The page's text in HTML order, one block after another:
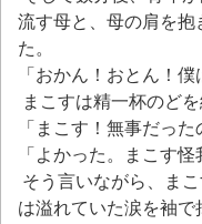
流す母と、母の肩を抱
た。
「おかん！おとん！
まこすは精一杯のど
「まこす！無事だった
「よかった。まこす怪
そう言いながら、ま
は溢れていた涙を袖で